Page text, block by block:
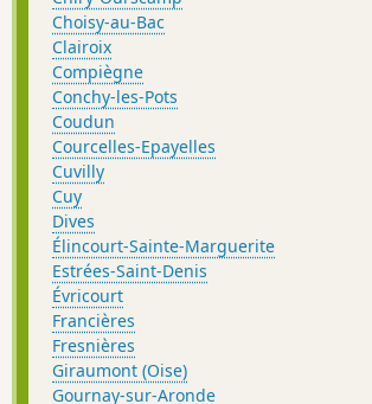
Choisy-au-Bac
Clairoix
Compiègne
Conchy-les-Pots
Coudun
Courcelles-Epayelles
Cuvilly
Cuy
Dives
Élincourt-Sainte-Marguerite
Estrées-Saint-Denis
Évricourt
Francières
Fresnières
Giraumont (Oise)
Gournay-sur-Aronde